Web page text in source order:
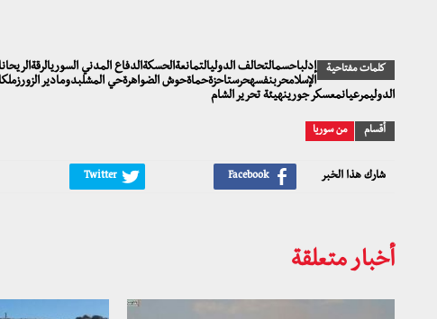
كلمات مفتاحية
الإسلامحربنفسهحرستاحزةحماةحوش الضواهرةحي المشلبدومادير
الدوليمرعيانمعسكر جورينهيئة تحرير الشام
أقسام من سوريا
شارك هذا الخبر
أخبار متعلقة